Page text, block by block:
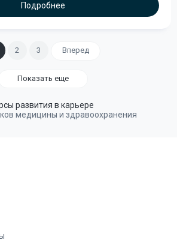
Подробнее
2 3 Вперед
Показать еще
развития в карьере
медицины и здравоохранения